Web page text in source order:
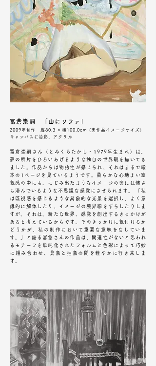
冨倉崇嗣 「山にソファ」
2009年制作 縦80.3 × 横100.0cm（実作品イメージサイズ）
キャンバスに油彩、アクリル
冨倉崇嗣さん（とみくらたかし・1979年生まれ）は、
夢の断片をひろいあげるような独自の世界観を描いてき
ました。作品からは物語性が感じられ、それはまるで絵
本の1ページを見ているようです。柔らかな心地よい空
気感の中にも、にじみ出たようなイメージの奥には怖さ
も潜んでいるような不思議な感覚にさせられます。 「私
は既視感を感じるような具象的な光景を選択し、よく意
識的に解体したり、イメージの境界線をずらしたりしま
すが、それは、新たな世界、感覚を創出するきっかけが
あると考えているからです。そのきっかけに気付けるか
どうかが、私の制作において重要な意味をなしていま
す。」と語る冨倉さんの作品は、関連性がないと思われ
るモチーフを単純化されたフォルムと色彩によって巧妙
に組み合わせ、具象と抽象の間を軽やかに行き来しま
す。